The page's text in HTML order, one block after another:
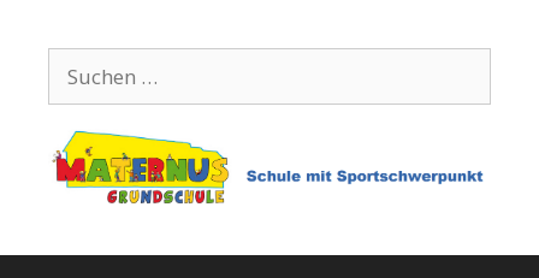
Inhalt
springen
nach: